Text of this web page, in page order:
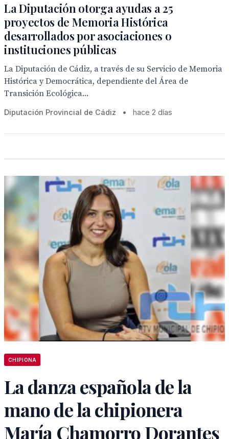
La Diputación otorga ayudas a 25
proyectos de Memoria Histórica
desarrollados por asociaciones o
instituciones públicas
La Diputación de Cádiz, a través de su Servicio de Memoria
Histórica y Democrática, dependiente del Área de
Transición Ecológica...
Diputación Provincial de Cádiz • hace 2 días
CHIPIONA
La danza española de la
mano de la chipionera
María Chamorro Dorantes